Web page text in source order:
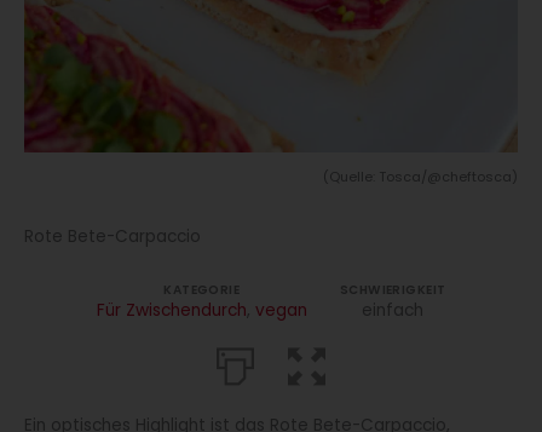
(Quelle: Tosca/@cheftosca)
Rote Bete-Carpaccio
KATEGORIE
Für Zwischendurch, vegan
SCHWIERIGKEIT
einfach
Ein optisches Highlight ist das Rote Bete-Carpaccio,